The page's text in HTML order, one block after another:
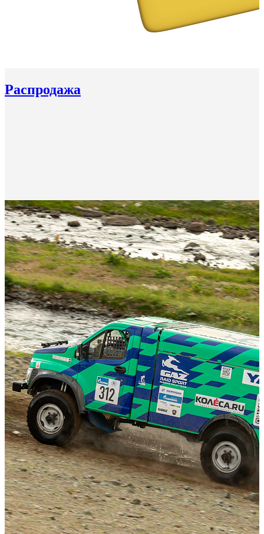
Распродажа